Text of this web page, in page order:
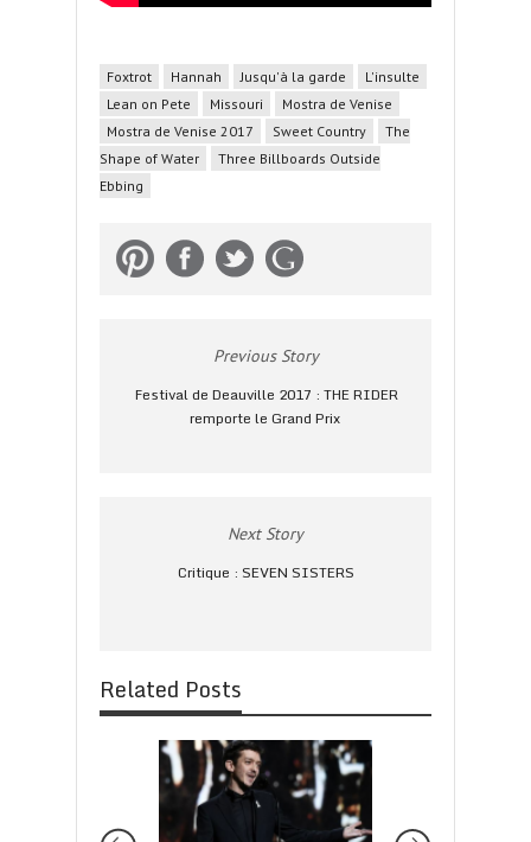
Foxtrot Hannah Jusqu'à la garde
L'insulte
Lean on Pete
Missouri
Mostra de Venise
Mostra de Venise 2017
Sweet Country
The
Shape of Water
Three Billboards Outside
Ebbing
Previous Story
Festival de Deauville 2017 : THE RIDER
remporte le Grand Prix
Next Story
Critique : SEVEN SISTERS
Related Posts